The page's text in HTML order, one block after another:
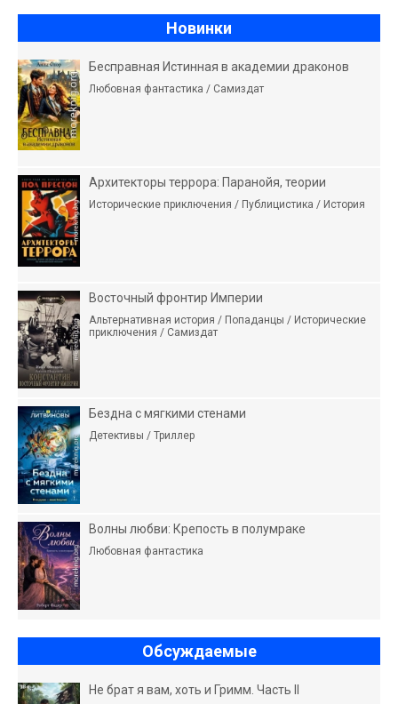
Новинки
Бесправная Истинная в академии драконов
Любовная фантастика / Самиздат
Архитекторы террора: Паранойя, теории
Исторические приключения / Публицистика / История
Восточный фронтир Империи
Альтернативная история / Попаданцы / Исторические
приключения / Самиздат
Бездна с мягкими стенами
Детективы / Триллер
Волны любви: Крепость в полумраке
Любовная фантастика
Обсуждаемые
Не брат я вам, хоть и Гримм. Часть II